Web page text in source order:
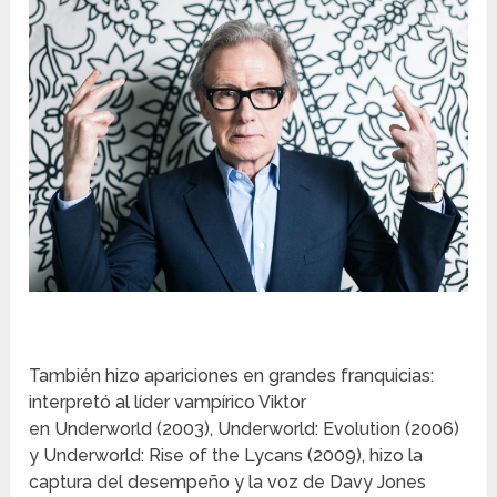
También hizo apariciones en grandes franquicias:
interpretó al líder vampírico Viktor
en Underworld (2003), Underworld: Evolution (2006)
y Underworld: Rise of the Lycans (2009), hizo la
captura del desempeño y la voz de Davy Jones